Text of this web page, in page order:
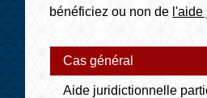
bénéficiez ou non de
Cas général
Aide juridictionnelle